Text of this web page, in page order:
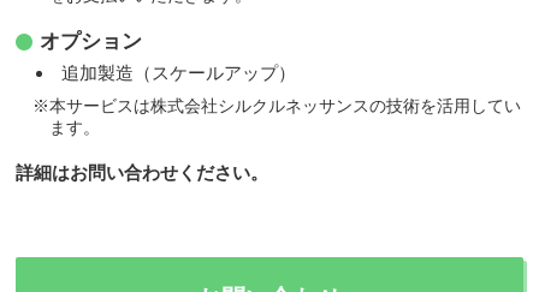
オプション
追加製造（スケールアップ）
※本サービスは株式会社シルクルネッサンスの技術を活用してい
ます。
詳細はお問い合わせください。